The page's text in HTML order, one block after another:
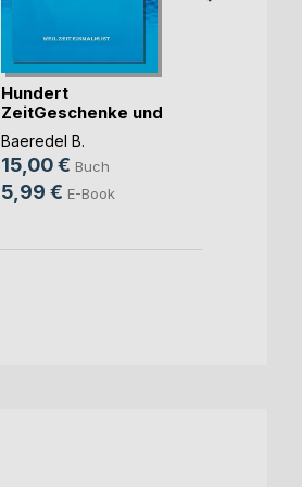
Hundert
ZeitGeschenke und
Eins
Baeredel B.
15,00 € Buch
5,99 € E-Book